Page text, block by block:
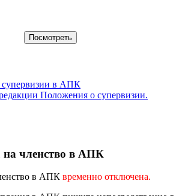
в АПК
Положения о супервизии.
на членство в АПК
в АПК временно отключена.